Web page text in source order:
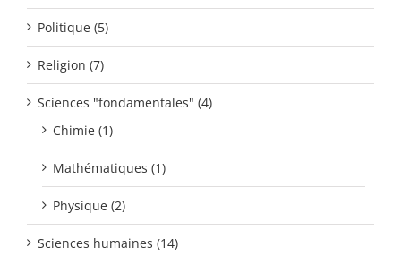
Politique (5)
Religion (7)
Sciences "fondamentales" (4)
Chimie (1)
Mathématiques (1)
Physique (2)
Sciences humaines (14)